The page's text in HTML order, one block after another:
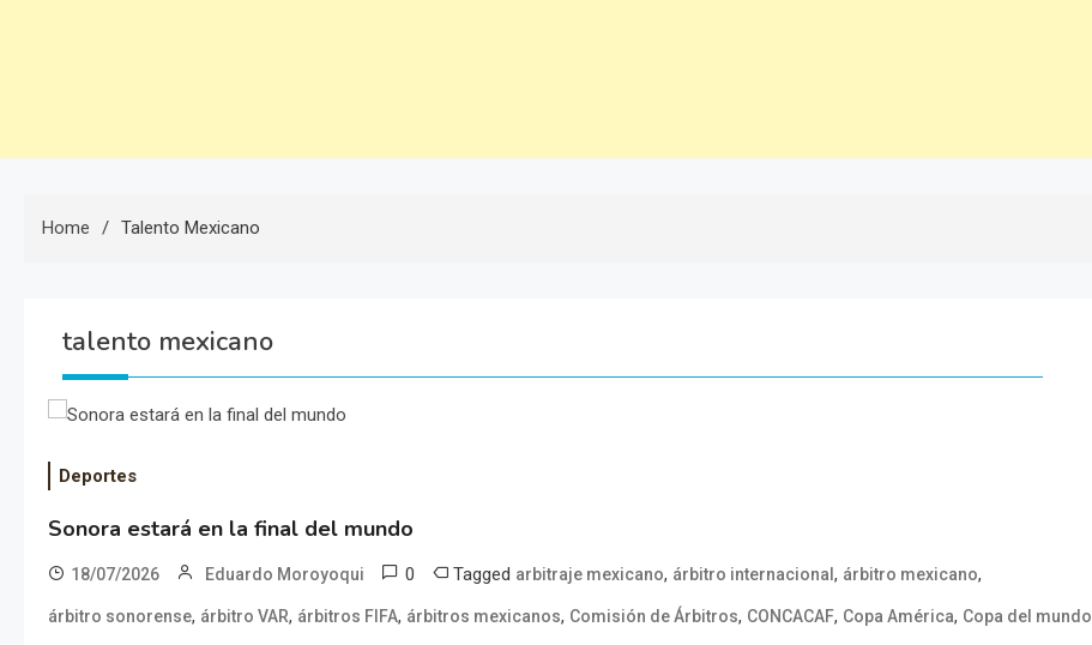
Home Talento Mexicano
talento mexicano
Deportes
Sonora estará en la final del mundo
18/07/2026 Eduardo Moroyoqui 0 Tagged arbitraje mexicano, árbitro internacional, árbitro mexicano,
árbitro sonorense, árbitro VAR, árbitros FIFA, árbitros mexicanos, Comisión de Árbitros, CONCACAF, Copa América, Copa del mundo